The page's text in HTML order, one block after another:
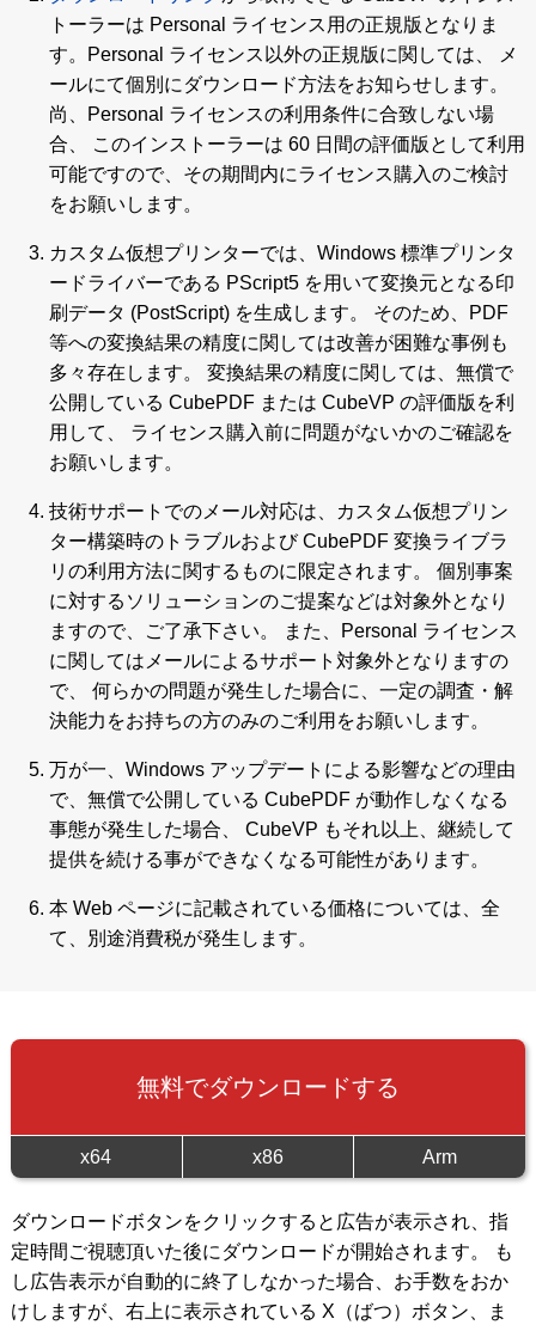
トーラーは Personal ライセンス用の正規版となりま
す。Personal ライセンス以外の正規版に関しては、 メ
ールにて個別にダウンロード方法をお知らせします。
尚、Personal ライセンスの利用条件に合致しない場
合、 このインストーラーは 60 日間の評価版として利用
可能ですので、その期間内にライセンス購入のご検討
をお願いします。
カスタム仮想プリンターでは、Windows 標準プリンタ
ードライバーである PScript5 を用いて変換元となる印
刷データ (PostScript) を生成します。 そのため、PDF
等への変換結果の精度に関しては改善が困難な事例も
多々存在します。 変換結果の精度に関しては、無償で
公開している CubePDF または CubeVP の評価版を利
用して、 ライセンス購入前に問題がないかのご確認を
お願いします。
技術サポートでのメール対応は、カスタム仮想プリン
ター構築時のトラブルおよび CubePDF 変換ライブラ
リの利用方法に関するものに限定されます。 個別事案
に対するソリューションのご提案などは対象外となり
ますので、ご了承下さい。 また、Personal ライセンス
に関してはメールによるサポート対象外となりますの
で、 何らかの問題が発生した場合に、一定の調査・解
決能力をお持ちの方のみのご利用をお願いします。
万が一、Windows アップデートによる影響などの理由
で、無償で公開している CubePDF が動作しなくなる
事態が発生した場合、 CubeVP もそれ以上、継続して
提供を続ける事ができなくなる可能性があります。
本 Web ページに記載されている価格については、全
て、別途消費税が発生します。
無料でダウンロードする
x64 x86 Arm
ダウンロードボタンをクリックすると広告が表示され、指
定時間ご視聴頂いた後にダウンロードが開始されます。 も
し広告表示が自動的に終了しなかった場合、お手数をおか
けしますが、右上に表示されている X（ばつ）ボタン、ま